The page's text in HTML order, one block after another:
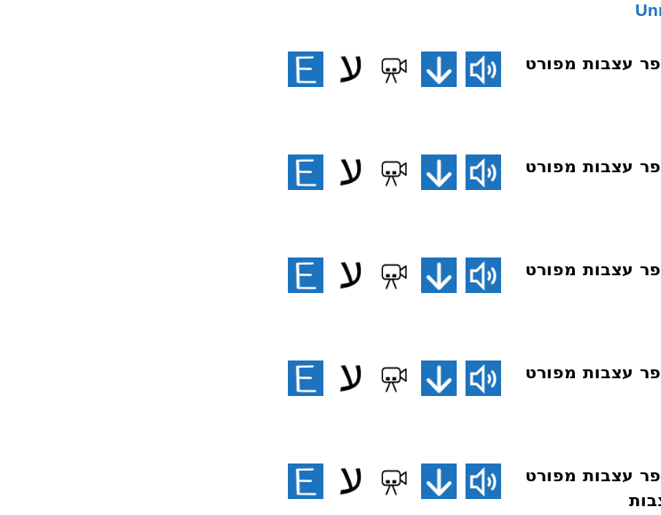
עצבות מפורט
עצבות מפורט
עצבות מפורט
עצבות מפורט
עצבות מפורט